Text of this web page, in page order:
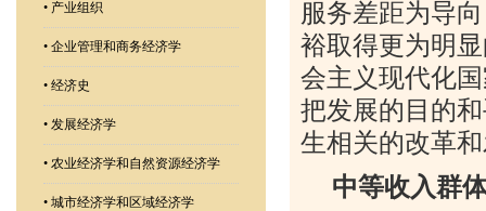
• 产业组织
• 企业管理和商务经济学
• 经济史
• 发展经济学
• 农业经济学和自然资源经济学
• 城市经济学和区域经济学
服务差距为导
裕取得更为明
会主义现代化
把发展的目的
生相关的改革
中等收入群